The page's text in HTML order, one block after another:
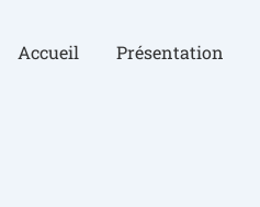
Accueil Présentation